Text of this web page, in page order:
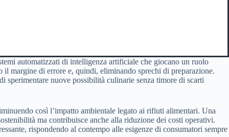
automatizzati di intelligenza artificiale che giocano un ruolo
margine di errore e, quindi, eliminando sprechi di preparazione.
sperimentare nuove possibilità culinarie senza timore di scarti
così l’impatto ambientale legato ai rifiuti alimentari. Una
ma contribuisce anche alla riduzione dei costi operativi.
rispondendo al contempo alle esigenze di consumatori sempre